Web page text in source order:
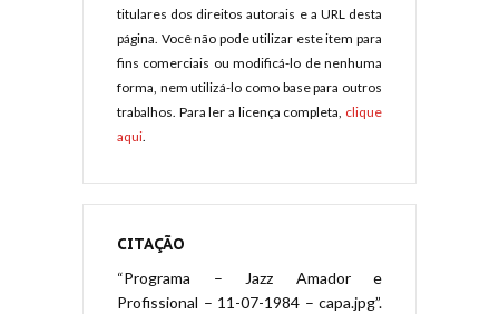
titulares dos direitos autorais e a URL desta
página. Você não pode utilizar este item para
fins comerciais ou modificá-lo de nenhuma
forma, nem utilizá-lo como base para outros
trabalhos. Para ler a licença completa, clique
aqui.
CITAÇÃO
“Programa – Jazz Amador e
Profissional – 11-07-1984 – capa.jpg”.